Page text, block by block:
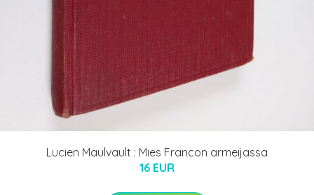
Lucien Maulvault : Mies Francon armeijassa
16 EUR